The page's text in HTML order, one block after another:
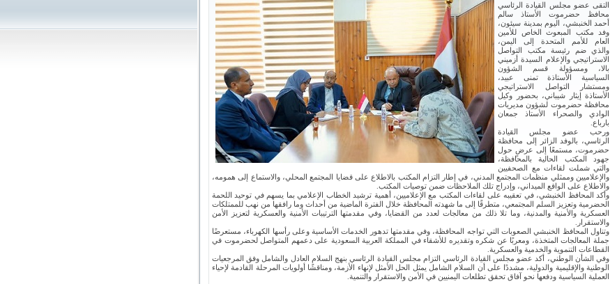
التقى عضو مجلس القيادة الرئاسي
محافظ حضرموت الأستاذ سالم
أحمد الخنبشي، اليوم بمدينة سيئون،
وفد مكتب المبعوث الخاص للأمين
العام للأمم المتحدة إلى اليمن،
والذي ضم رئيسة مكتب التواصل
الاستراتيجي والإعلام السيدة أزميني
بالا، ومسؤولة قسم الشؤون
السياسية الأستاذة تمنى عبيد،
ومستشار التواصل الاستراتيجي
الأستاذة إيثار شيباني، بحضور وكيل
محافظة حضرموت لشؤون مديريات
الوادي والصحراء الأستاذ جمعان
بارباع.
ورحب عضو مجلس القيادة
الرئاسي، بالوفد الزائر إلى محافظة
حضرموت، مستمعًا إلى عرضٍ حول
جهود المكتب الحالية بالمحافظة،
والتي شملت لقاءات مع الصحفيين
والإعلاميين وممثلي منظمات المجتمع المدني، في إطار التزام المكتب بالاطلاع على قضايا المجتمع المحلي، والاستماع إلى همومه،
والاطلاع على الواقع الميداني، وإدراج تلك الملاحظات ضمن توصيات المكتب.
وأكد المحافظ الخنبشي، في تعقيبه على لقاءات المكتب مع الإعلاميين، أهمية ترشيد الخطاب الإعلامي بما يسهم في توحيد اللحمة
الحضرمية وتعزيز السلم المجتمعي، متطرقًا إلى ما شهدته المحافظة خلال الفترة الماضية من أحداث وما رافقها من نهب للممتلكات
العسكرية والأمنية والمدنية، وما تلا ذلك من معالجات لعدد من القضايا، وفي مقدمتها الترتيبات الأمنية والعسكرية لتعزيز الأمن
والاستقرار.
وتناول المحافظ الخنبشي الصعوبات التي تواجه المحافظة، وفي مقدمتها تدهور الخدمات الأساسية وعلى رأسها الكهرباء، مستعرضًا
جملة المعالجات المتخذة، ومعربًا عن شكره وتقديره للأشقاء في المملكة العربية السعودية على دعمهم المتواصل لحضرموت في
القطاعات التنموية والخدمية والعسكرية.
وفي الشأن الوطني، أكد عضو مجلس القيادة الرئاسي التزام مجلس القيادة الرئاسي بنهج السلام العادل والشامل وفق المرجعيات
الوطنية والإقليمية والدولية، مشددًا على أن السلام الشامل يمثل الحل الأمثل لإنهاء الأزمة، ومناقشًا أولويات المرحلة القادمة لإحياء
العملية السياسية ودفعها نحو آفاق تحقق تطلعات اليمنيين في الأمن والاستقرار والتنمية.